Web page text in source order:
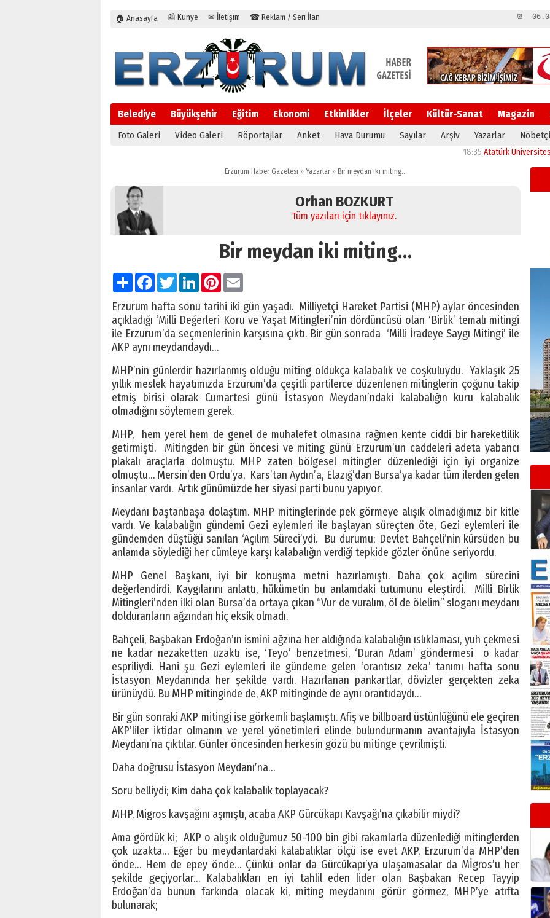
🏠 Anasayfa 📰 Künye ✉ İletişim ☎ Reklam / Seri İlan 📆
Belediye Büyükşehir Eğitim Ekonomi Etkinlikler İlçeler Kültür-Sanat Magazin
Foto Galeri Video Galeri Röportajlar Anket Hava Durumu Sayılar Arşiv Yazarlar
Atatürk Üniversitesi’nin
Erzurum Haber Gazetesi » Yazarlar »Bir meydan iki miting…
Orhan BOZKURT
Tüm yazıları için tıklayınız.
Bir meydan iki miting…
PaylaşFacebook
TwitterLinkedInPinterest
Erzurum hafta sonu tarihi iki gün yaşadı. Milliyetçi Hareket Partisi (MHP) aylar öncesinden
açıkladığı ‘Milli Değerleri Koru ve Yaşat Mitingleri’nin dördüncüsü olan ‘Birlik’ temalı mitingi
ile Erzurum’da seçmenlerinin karşısına çıktı. Bir gün sonrada ‘Milli İradeye Saygı Mitingi’ ile
AKP aynı meydandaydı…
MHP’nin günlerdir hazırlanmış olduğu miting oldukça kalabalık ve coşkuluydu. Yaklaşık 25
yıllık meslek hayatımızda Erzurum’da çeşitli partilerce düzenlenen mitinglerin çoğunu takip
etmiş birisi olarak Cumartesi günü İstasyon Meydanı’ndaki kalabalığın kuru kalabalık
olmadığını söylemem gerek.
MHP, hem yerel hem de genel de muhalefet olmasına rağmen kente ciddi bir hareketlilik
getirmişti. Mitingden bir gün öncesi ve miting günü Erzurum’un caddeleri adeta yabancı
plakalı araçlarla dolmuştu. MHP zaten bölgesel mitingler düzenlediği için iyi organize
olmuştu… Mersin’den Ordu’ya, Kars’tan Aydın’a, Elazığ’dan Bursa’ya kadar tüm ilerden gelen
insanlar vardı. Artık günümüzde her siyasi parti bunu yapıyor.
Meydanı baştanbaşa dolaştım. MHP mitinglerinde pek görmeye alışık olmadığımız bir kitle
vardı. Ve kalabalığın gündemi Gezi eylemleri ile başlayan süreçten öte, Gezi eylemleri ile
gündemden düştüğü sanılan ‘Açılım Süreci’ydi. Bu durumu; Devlet Bahçeli’nin kürsüden bu
anlamda söylediği her cümleye karşı kalabalığın verdiği tepkide gözler önüne seriyordu.
MHP Genel Başkanı, iyi bir konuşma metni hazırlamıştı. Daha çok açılım sürecini
değerlendirdi. Kaygılarını anlattı, hükümetin bu anlamdaki tutumunu eleştirdi. Milli Birlik
Mitingleri’nden ilki olan Bursa’da ortaya çıkan “Vur de vuralım, öl de ölelim” sloganı meydanı
dolduranların ağzından hiç eksik olmadı.
Bahçeli, Başbakan Erdoğan’ın ismini ağzına her aldığında kalabalığın ıslıklaması, yuh çekmesi
ne kadar nezaketten uzaktı ise, ‘Teyo’ benzetmesi, ‘Duran Adam’ göndermesi o kadar
espriliydi. Hani şu Gezi eylemleri ile gündeme gelen ‘orantısız zeka’ tanımı hafta sonu
İstasyon Meydanında her şekilde vardı. Hazırlanan pankartlar, dövizler gerçekten zeka
ürünüydü. Bu MHP mitinginde de, AKP mitinginde de aynı orantıdaydı…
Bir gün sonraki AKP mitingi ise görkemli başlamıştı. Afiş ve billboard üstünlüğünü ele geçiren
AKP’liler iktidar olmanın ve yerel yönetimleri elinde bulundurmanın avantajıyla İstasyon
Meydanı’na çıktılar. Günler öncesinden herkesin gözü bu mitinge çevrilmişti.
Daha doğrusu İstasyon Meydanı’na…
Soru belliydi; Kim daha çok kalabalık toplayacak?
MHP, Migros kavşağını aşmıştı, acaba AKP Gürcükapı Kavşağı’na çıkabilir miydi?
Ama gördük ki; AKP o alışık olduğumuz 50-100 bin gibi rakamlarla düzenlediği mitinglerden
çok uzakta… Eğer bu meydanlardaki kalabalıklar ölçü ise evet AKP, Erzurum’da MHP’den
önde… Hem de epey önde… Çünkü onlar da Gürcükapı’ya ulaşamasalar da Mİgros’u her
şekilde geçiyorlar… Kalabalıkları en iyi tahlil eden lider olan Başbakan Recep Tayyip
Erdoğan’da bunun farkında olacak ki, miting meydanını görür görmez, MHP’ye atıfta
bulunarak;